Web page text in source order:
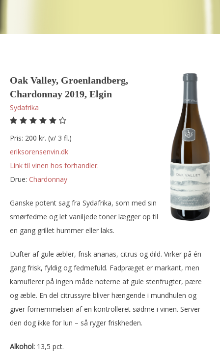
Oak Valley, Groenlandberg,
Chardonnay 2019, Elgin
Sydafrika
Pris: 200 kr. (v/ 3 fl.)
eriksorensenvin.dk
Link til vinen hos forhandler.
Drue:
chardonnay
Ganske potent sag fra Sydafrika, som med sin
smørfedme og let vaniljede toner lægger op til
en gang grillet hummer eller laks.
Dufter af gule æbler, frisk ananas, citrus og dild. Virker på én
gang frisk, fyldig og fedmefuld. Fadpræget er markant, men
kamuflerer på ingen måde noterne af gule stenfrugter, pære
og æble. En del citrussyre bliver hængende i mundhulen og
giver fornemmelsen af en kontrolleret sødme i vinen. Server
den dog ikke for lun – så ryger friskheden.
Alkohol: 13,5 pct.